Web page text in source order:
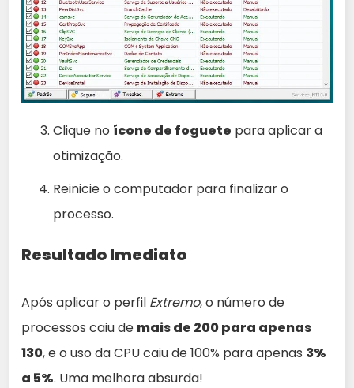
Clique no ícone de foguete para aplicar a
otimização.
Reinicie o computador para finalizar o
processo.
Resultado Imediato
Após aplicar o perfil Extremo, o número de
processos caiu de mais de 200 para apenas
130, e o uso da CPU caiu de 100% para apenas 3%
a 5%. Uma melhora absurda!